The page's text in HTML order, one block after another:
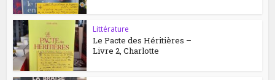
Littérature
Le Pacte des Héritières –
Livre 2, Charlotte